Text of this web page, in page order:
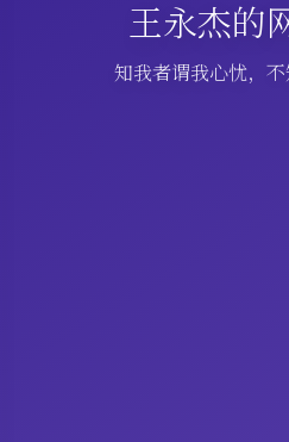
王永杰的
知我者谓我心忧，